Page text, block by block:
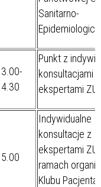
Sanitarno-
Punkt z
konsultacjami z
ekspertami
Indywidualne
konsultacje z
ekspertami
ramach
Klubu Pacjenta